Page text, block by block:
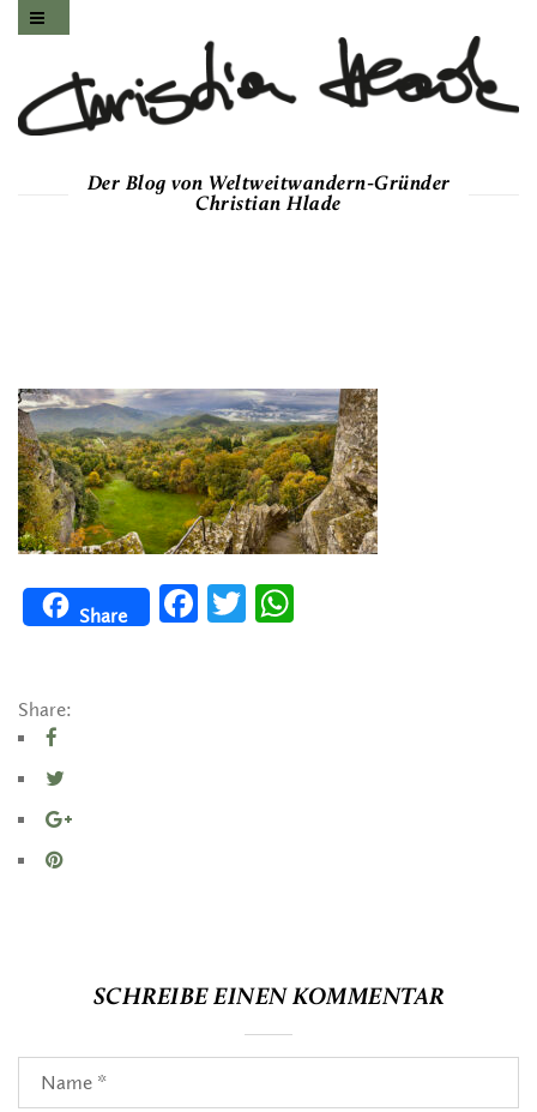
Der Blog von Weltweitwandern-Gründer
Christian Hlade
Share
FacebookTwitter
Share:
SCHREIBE EINEN KOMMENTAR